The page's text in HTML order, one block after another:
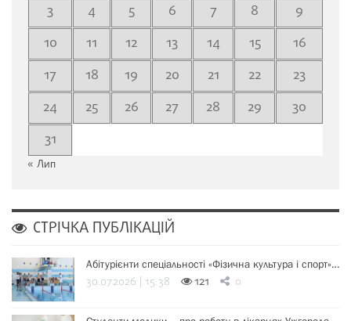
3
4 5 6 7 8
9
10
11 12 13 14 15
16
17
18 19 20 21 22
23
24
25 26 27 28 29
30
31
« Лип
СТРІЧКА ПУБЛІКАЦІЙ
Абітурієнти спеціальності «Фізична культура і спорт»…
30.07.2026 | 15:38 121 0